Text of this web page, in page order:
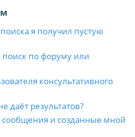
я получил пустую
по форуму или
консультативного
даёт результатов?
сообщения и созданные мной